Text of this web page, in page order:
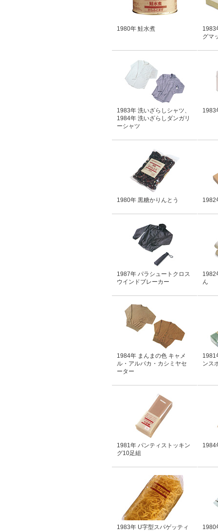
1980年 鮭水煮
1983
グマ
1983年 洗いざらしシャツ、
1984年 洗いざらしダンガリ
ーシャツ
1983
1980年 黒糖かりんとう 1982
1987年 パラシュートクロス
ウインドブレーカー
1982
ん
1984年 まんまの色 キャメ
ル・アルパカ・カシミヤセ
ーター
1981
ンス
1981年 パンティストッキン
グ10足組
1984
1983年 U字型スパゲッティ 1980